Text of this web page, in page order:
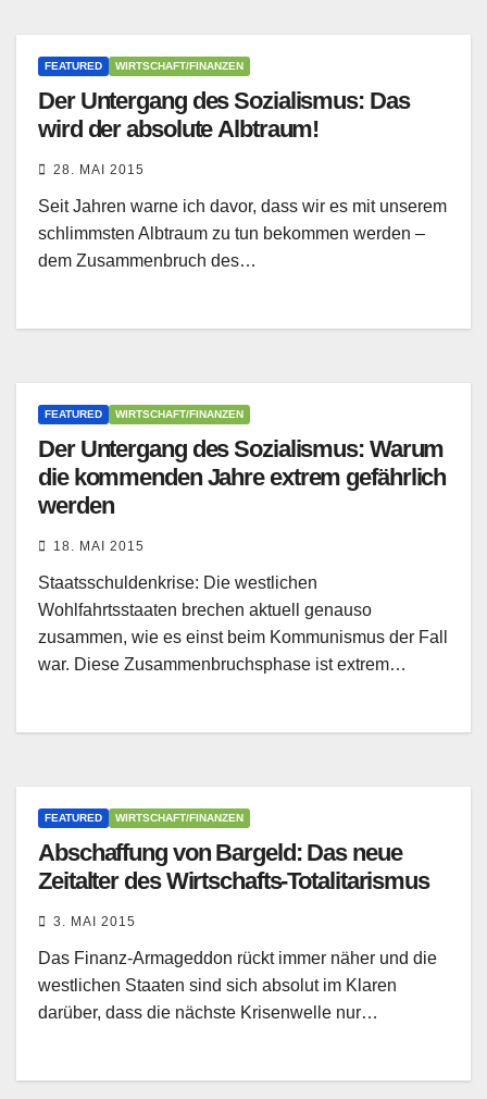
FEATURED WIRTSCHAFT/FINANZEN
Der Untergang des Sozialismus: Das
wird der absolute Albtraum!
28. MAI 2015
Seit Jahren warne ich davor, dass wir es mit unserem
schlimmsten Albtraum zu tun bekommen werden –
dem Zusammenbruch des…
FEATURED WIRTSCHAFT/FINANZEN
Der Untergang des Sozialismus: Warum
die kommenden Jahre extrem gefährlich
werden
18. MAI 2015
Staatsschuldenkrise: Die westlichen
Wohlfahrtsstaaten brechen aktuell genauso
zusammen, wie es einst beim Kommunismus der Fall
war. Diese Zusammenbruchsphase ist extrem…
FEATURED WIRTSCHAFT/FINANZEN
Abschaffung von Bargeld: Das neue
Zeitalter des Wirtschafts-Totalitarismus
3. MAI 2015
Das Finanz-Armageddon rückt immer näher und die
westlichen Staaten sind sich absolut im Klaren
darüber, dass die nächste Krisenwelle nur…